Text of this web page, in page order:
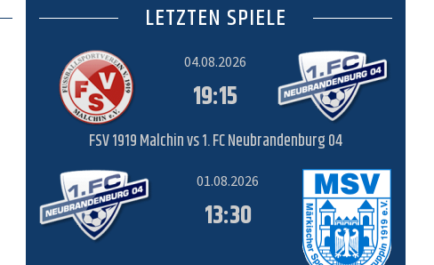
LETZTEN SPIELE
04.08.2026
19:15
FSV 1919 Malchin vs 1. FC Neubrandenburg 04
01.08.2026
13:30